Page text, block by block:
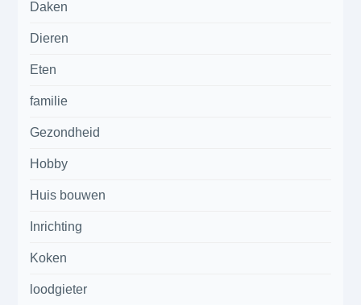
Daken
Dieren
Eten
familie
Gezondheid
Hobby
Huis bouwen
Inrichting
Koken
loodgieter